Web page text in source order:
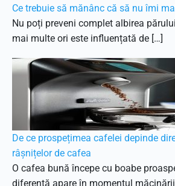
Ce trebuie să mănânc că să nu îmi
Nu poți preveni complet albirea
mai multe ori este influențată de […]
De ce prospețimea cafelei depinde
râșnițelor de cafea
O cafea bună începe cu boabe
diferență apare în momentul